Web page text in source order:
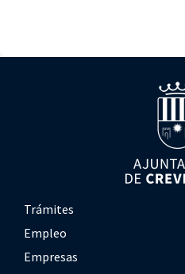
Trámites
Empleo
Empresas